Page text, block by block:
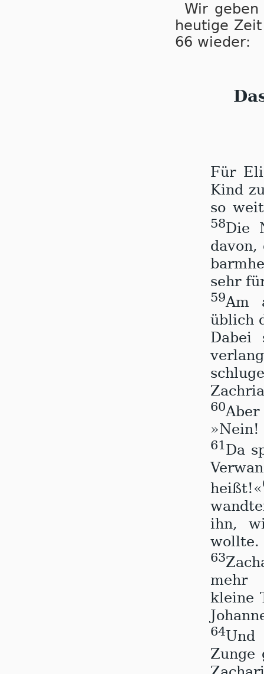
Wir
heutige
66 wieder:
Für
Kind
so
58Die
davon,
sehr
59Am
üblich
Dabei
60
»Nein!
61Da
heißt!«
ihn,
wollte.
63
mehr
kleine
64Und
Zunge